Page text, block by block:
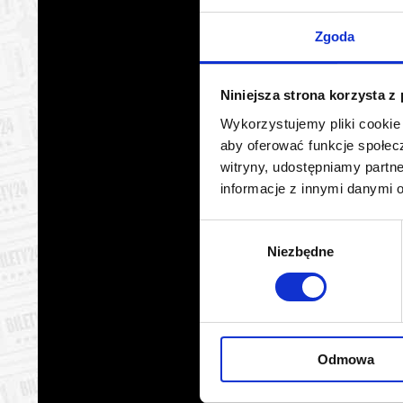
Zgoda
Niniejsza strona korzysta z
Wykorzystujemy pliki cookie
aby oferować funkcje
witryny, udostępniamy
informacje z innymi danymi
Niezbędne
Odmowa